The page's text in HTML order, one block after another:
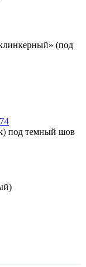
(под
под темный шов